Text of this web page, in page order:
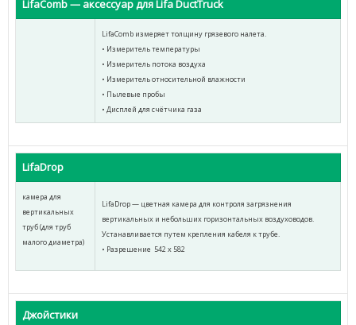
LifaComb — аксессуар для Lifa DuctTruck
LifaComb измеряет толщину грязевого налета.
• Измеритель температуры
• Измеритель потока воздуха
• Измеритель относительной влажности
• Пылевые пробы
• Дисплей для счётчика газа
LifaDrop
камера для
вертикальных
труб (для труб
малого диаметра)
LifaDrop — цветная камера для контроля загрязнения
вертикальных и небольших горизонтальных воздуховодов.
Устанавливается путем крепления кабеля к трубе.
• Разрешение 542 x 582
Джойстики